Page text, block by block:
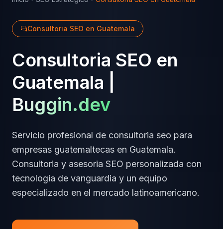
Consultoria SEO en Guatemala
Consultoria SEO en
Guatemala
Buggin.dev
Servicio profesional de consultoria seo para
empresas guatemaltecas en Guatemala.
Consultoria y asesoria SEO personalizada con
tecnologia de vanguardia y un equipo
especializado en el mercado latinoamericano.